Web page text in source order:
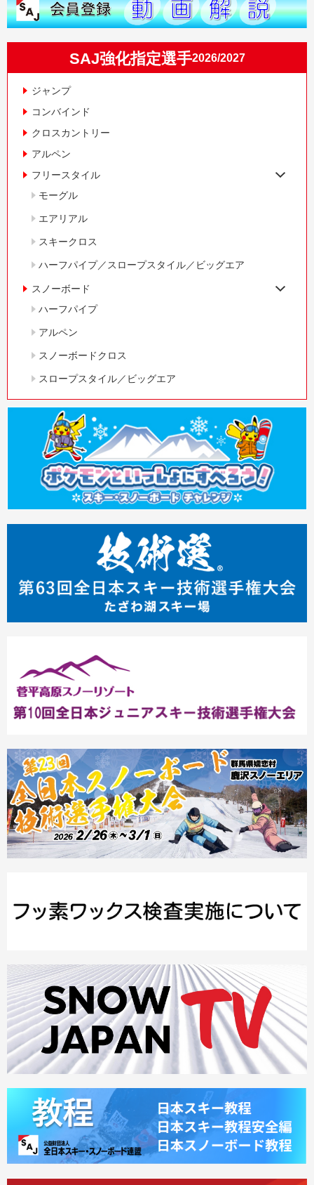
SAJ強化指定選手2026/2027
ジャンプ
コンバインド
クロスカントリー
アルペン
フリースタイル
モーグル
エアリアル
スキークロス
ハーフパイプ／スロープスタイル／ビッグエア
スノーボード
ハーフパイプ
アルペン
スノーボードクロス
スロープスタイル／ビッグエア